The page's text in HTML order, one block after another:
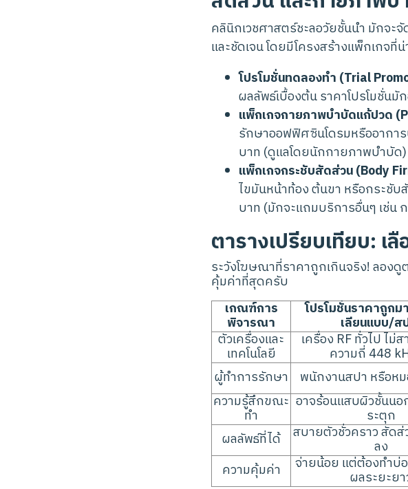
คลินิกเวชศาสตร์ชะลอวัยชั้นนำ มักจะ
และชัดเจน โดยมีโครงสร้างแพ็กเกจที่
โปรโมชั่นทดลองทำ (Trial
ผลลัพธ์เบื้องต้น ราคาโปรโมชั่น
แพ็กเกจกายภาพบำบัดแก้ปวด
รักษาออฟฟิศซินโดรมหรืออากา
บาท (ดูแลโดยนักกายภาพบำบัด)
แพ็กเกจกระชับสัดส่วน (Body
ไขมันหน้าท้อง ต้นขา หรือกระชั
บาท (มักจะแถมบริการอื่นๆ เช่น
ตารางเปรียบเทียบ: เ
ระวังโฆษณาที่ราคาถูกเกินจริง! ลองดู
คุ้มค่าที่สุดครับ
เกณฑ์การ
พิจารณา
โปรโมชั่นราคาถูกม
เลียนแบบ/ส
ตัวเครื่องและ
เทคโนโลยี
เครื่อง RF ทั่วไป ไม่
ความถี่ 448
ผู้ทำการรักษา
พนักงานสปา หรือห
ความรู้สึกขณะ
ทำ
อาจร้อนแสบผิวชั้นน
ระตุก
ผลลัพธ์ที่ได้
สบายตัวชั่วคราว สัด
ลง
ความคุ้มค่า
จ่ายน้อย แต่ต้องทำบ่
ผลระยะย